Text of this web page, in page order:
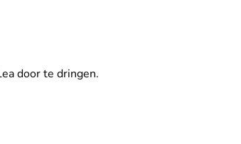
door te dringen.